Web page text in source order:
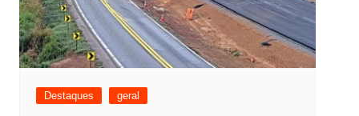
Destaques geral